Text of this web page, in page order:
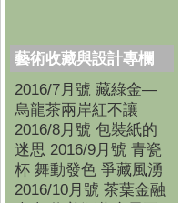
藝術收藏與設計專欄
2016/7月號 藏綠金—
烏龍茶兩岸紅不讓
2016/8月號 包裝紙的
迷思 2016/9月號 青瓷
杯 舞動發色 爭藏風湧
2016/10月號 茶葉金融